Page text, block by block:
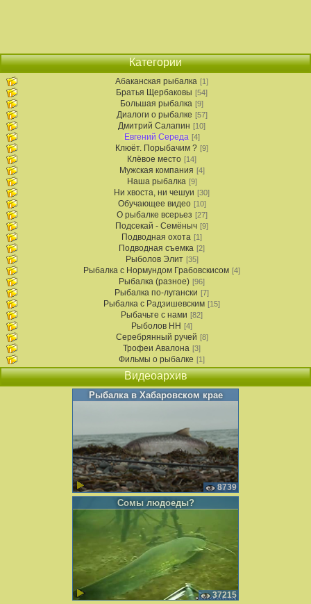
Категории
Абаканская рыбалка [1]
Братья Щербаковы [54]
Большая рыбалка [9]
Диалоги о рыбалке [57]
Дмитрий Салапин [10]
Евгений Середа [4]
Клюёт. Порыбачим ? [9]
Клёвое место [14]
Мужская компания [4]
Наша рыбалка [9]
Ни хвоста, ни чешуи [30]
Обучающее видео [10]
О рыбалке всерьез [27]
Подсекай - Семёныч [9]
Подводная охота [1]
Подводная съемка [2]
Рыболов Элит [35]
Рыбалка с Нормундом Грабовскисом [4]
Рыбалка (разное) [96]
Рыбалка по-лугански [7]
Рыбалка с Радзишевским [15]
Рыбачьте с нами [82]
Рыболов НН [4]
Серебрянный ручей [8]
Трофеи Авалона [3]
Фильмы о рыбалке [1]
Видеоархив
Рыбалка в Хабаровском крае
8739
Сомы людоеды?
37215